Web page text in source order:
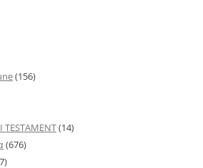
(156)
TESTAMENT(14)
(676)